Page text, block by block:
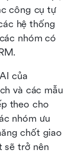
công cụ tự
hệ thống
nhóm có
AI của
và các mẫu
theo cho
nhóm ưu
chốt giao
sẽ trở nên